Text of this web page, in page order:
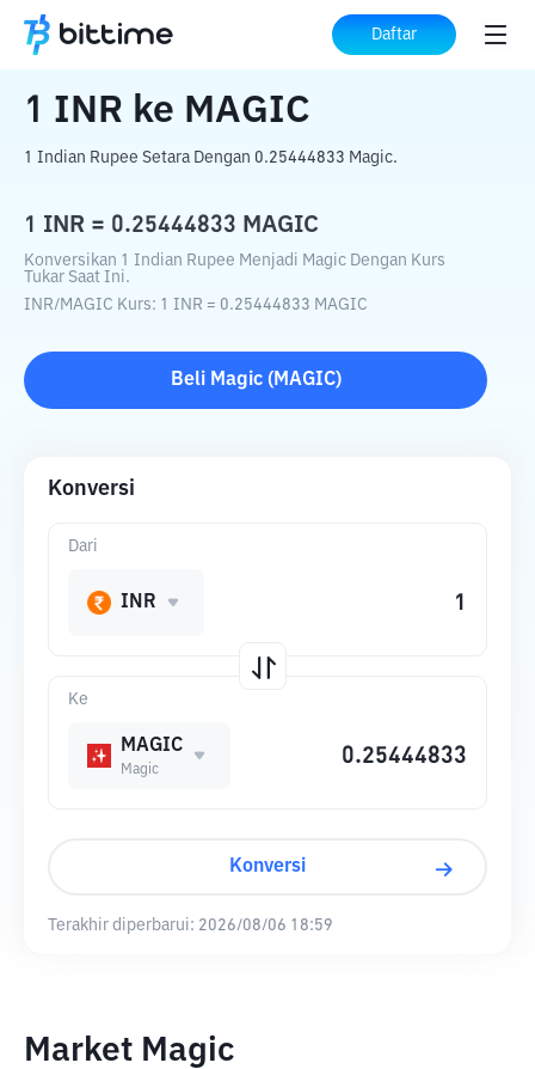
Daftar
Beranda Konverter Kripto ke MAGIC
1 INR ke MAGIC
1 Indian Rupee Setara Dengan 0.25444833 Magic.
1 INR = 0.25444833 MAGIC
Konversikan 1 Indian Rupee Menjadi Magic Dengan Kurs
Tukar Saat Ini.
INR/MAGIC Kurs: 1 INR = 0.25444833 MAGIC
Beli Magic( MAGIC)
Konversi
Ke
MAGIC
Magic
Dari
INR
Konversi
Terakhir diperbarui: 2026/08/06 18:59
Market Magic